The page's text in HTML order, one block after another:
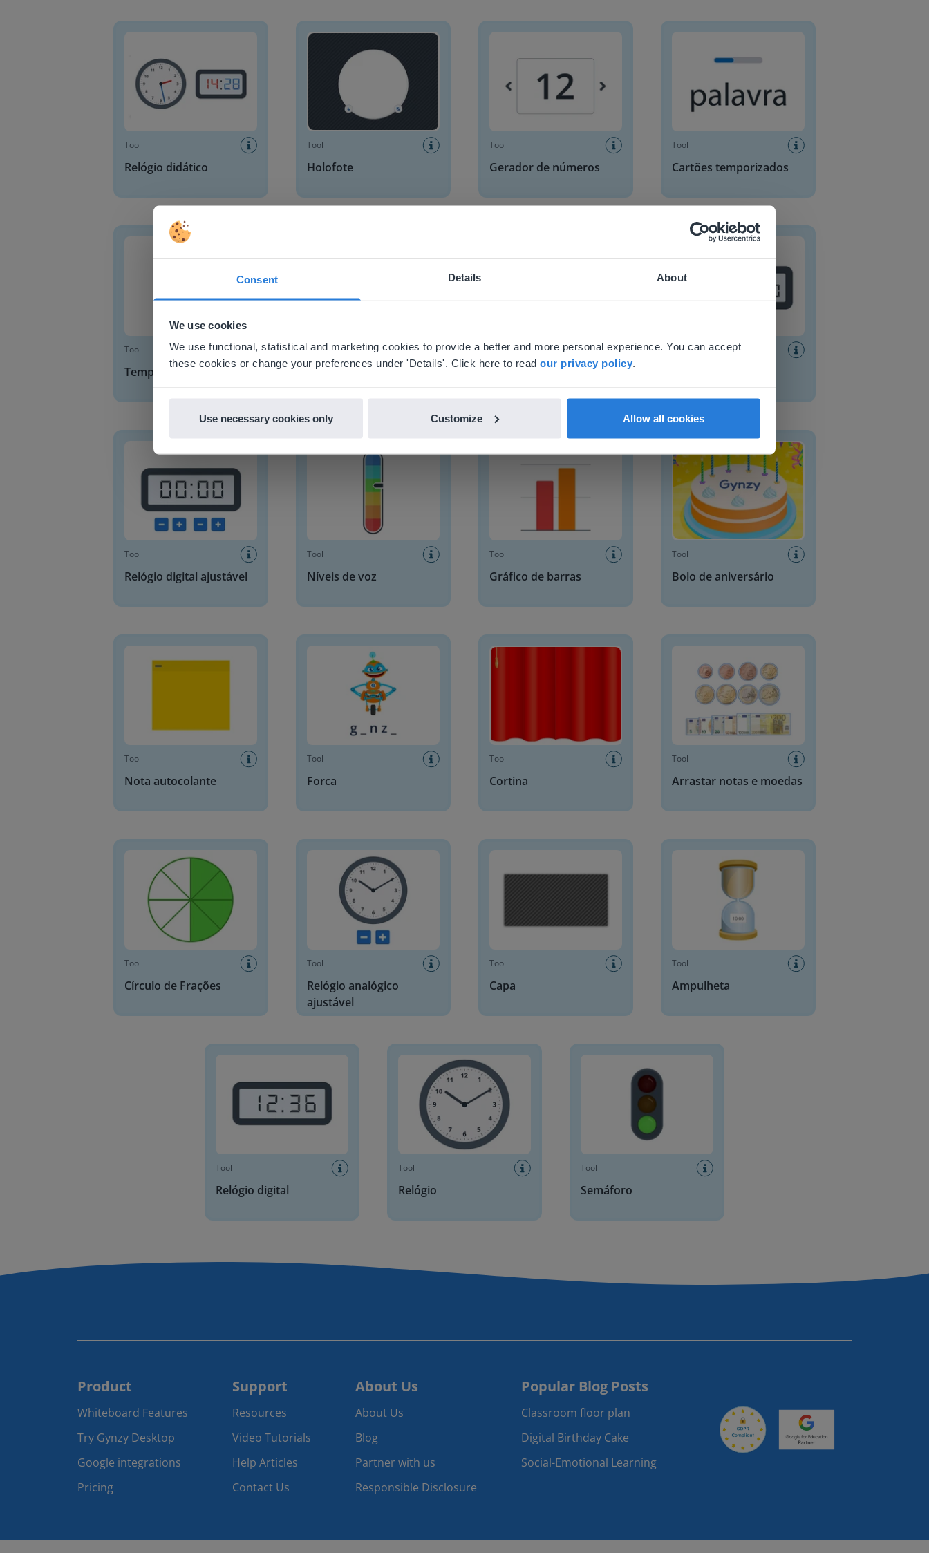
Consent Details About
We use cookies
We use functional, statistical and marketing cookies to provide a better and more personal experience. You can accept
these cookies or change your preferences under 'Details'. Click here to read our privacy policy.
Use necessary cookies only Customize Allow all cookies
Tool
Relógio didático
Tool
Holofote
Tool
Gerador de números
Tool
Cartões temporizados
Tool
Temporizador
Tool
Incorporar vídeo
Tool
Temporizador de estudo
Cronómetro
Tool
Relógio digital ajustável
Tool
Relógio digital ajustável
Níveis de voz
Tool
Níveis de voz
Gráfico de barras
Tool
Gráfico de barras
Bolo de aniversário
Tool
Bolo de aniversário
Tool
Nota autocolante
Tool
Forca
Tool
Cortina
Tool
Arrastar notas e moedas
Tool
Círculo de Frações
Tool
Relógio analógico
ajustável
Tool
Capa
Tool
Ampulheta
Tool
Relógio digital
Tool
Relógio
Tool
Semáforo
Product
Whiteboard Features
Try Gynzy Desktop
Google integrations
Pricing
Support
Resources
Video Tutorials
Help Articles
Contact Us
About Us
About Us
Blog
Partner with us
Responsible Disclosure
Popular Blog Posts
Classroom floor plan
Digital Birthday Cake
Social-Emotional Learning
This website doesn't match your location
English
Portuguesa